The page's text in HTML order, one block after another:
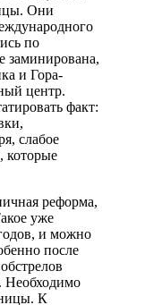
Они
по
заминирована,
и Гора-
центр.
факт:
слабое
которые
реформа,
уже
и можно
после
Необходимо
К